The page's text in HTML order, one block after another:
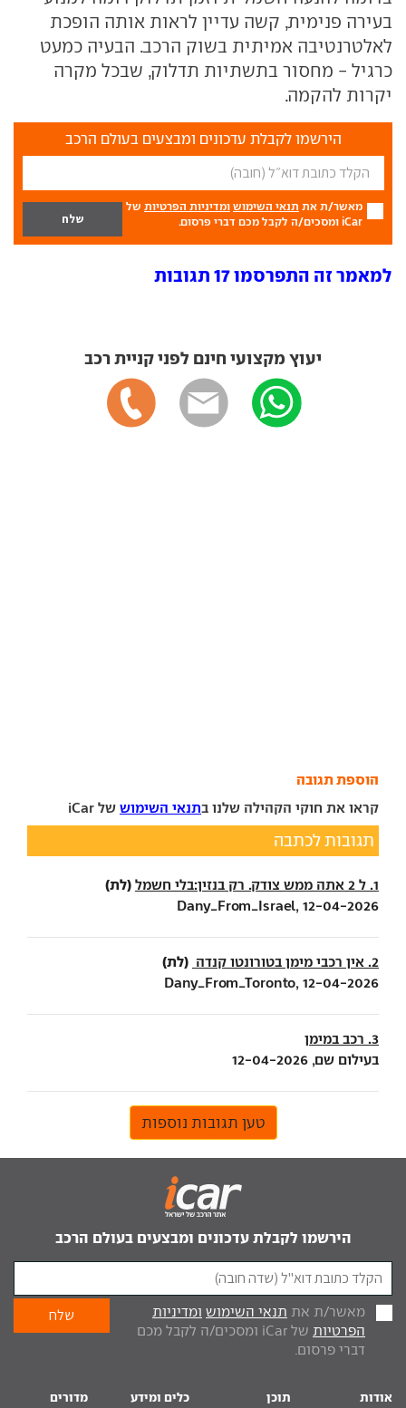
בעירה פנימית, קשה עדיין לראות אותה הופכת
לאלטרנטיבה אמיתית בשוק הרכב. הבעיה כמעט
כרגיל - מחסור בתשתיות תדלוק, שבכל מקרה
יקרות להקמה.
הירשמו לקבלת עדכונים ומבצעים בעולם הרכב
מאשר/ת את תנאי השימוש ומדיניות הפרטיות של
iCar ומסכים/ה לקבל מכם דברי פרסום.
למאמר זה התפרסמו 17 תגובות
יעוץ מקצועי חינם לפני קניית רכב
הוספת תגובה
קראו את חוקי הקהילה שלנו בתנאי השימוש של iCar
תגובות לכתבה
1. ל 2 אתה ממש צודק. רק בנזין:בלי חשמל (לת)
Dany_From_Israel, 12-04-2026
2. אין רכבי מימן בטורונטו קנדה (לת)
Dany_From_Toronto, 12-04-2026
3. רכב במימן
בעילום שם, 12-04-2026
טען תגובות נוספות
הירשמו לקבלת עדכונים ומבצעים בעולם הרכב
מאשר/ת את תנאי השימוש ומדיניות
הפרטיות
של iCar ומסכים/ה לקבל מכם
דברי פרסום.
אודות תוכן כלים ומידע מדורים